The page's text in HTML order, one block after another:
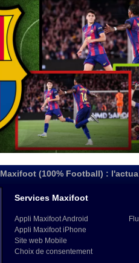
Maxifoot (100% Football) :
Services Maxifoot
Appli Maxifoot Android
Appli Maxifoot iPhone
Site web Mobile
Choix de consentement